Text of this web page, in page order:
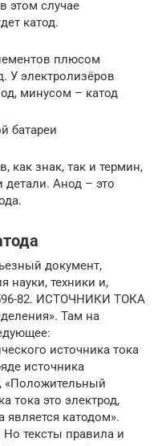
этом случае
катод.
плюсом
У электролизёров
минусом – катод
батареи
как знак, так и термин,
Анод – это
документ,
науки, техники и,
82. ИСТОЧНИКИ ТОКА
Там на
источника тока
источника
«Положительный
тока это электрод,
является катодом».
тексты правила и